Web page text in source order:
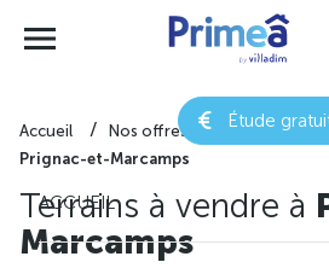
Étude
ACCUEIL
Accueil Nos offres de terrain
Prignac-et-Marcamps
Terrains à vendre à
Marcamps